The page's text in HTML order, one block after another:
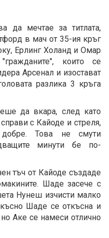
да мечтае за титлата,
в мач от 35-ия кръг
Ерлинг Холанд и Омар
които се
Арсенал и изостават
разлика 3 кръга
да вкара, след като
с Кайоде и стреля,
Това не смути
минути бе по-
тъч от Кайоде създаде
Шаде засече с
Нунеш изчисти малко
Шаде се откъсна и
Аке се намеси отлично